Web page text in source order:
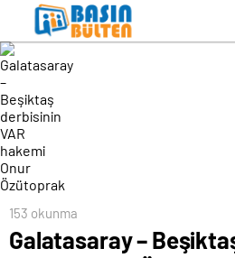
153 okunma
Galatasaray –